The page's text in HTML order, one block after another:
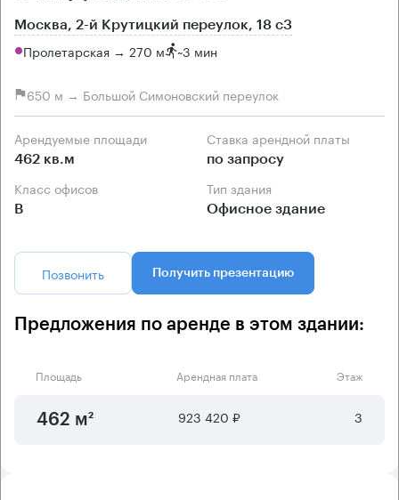
Москва, 2-й Крутицкий переулок, 18 с3
Пролетарская → 270 м ~3 мин
650 м → Большой Симоновский переулок
Арендуемые площади
462 кв.м
Ставка арендной платы
по запросу
Класс офисов
B
Тип здания
Офисное здание
Позвонить Получить презентацию
Предложения по аренде в этом здании:
Площадь Арендная плата Этаж
462 м² 923 420 ₽ 3